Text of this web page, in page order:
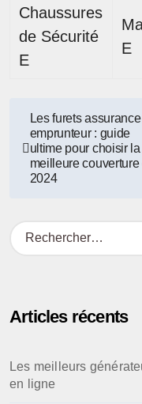
Chaussures
de Sécurité
E
E
Navigation
de
l’article
Les furets assurance
emprunteur : guide
ultime pour choisir la
meilleure couverture
2024
R
e
r
e
r
Articles récents
Les meilleurs
en ligne